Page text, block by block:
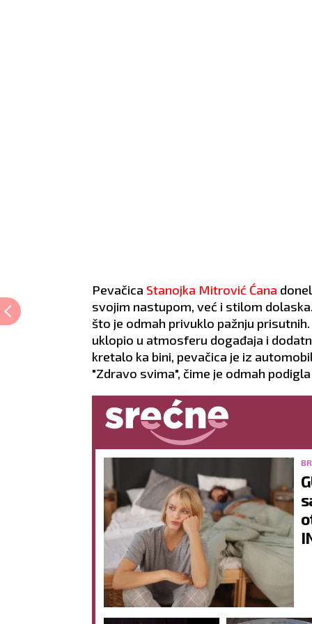
Pevačica Stanojka Mitrović Ćana
svojim nastupom, već i stilom
što je odmah privuklo pažnju
uklopio u atmosferu događaja i
kretalo ka bini, pevačica je iz
"Zdravo svima", čime je odmah